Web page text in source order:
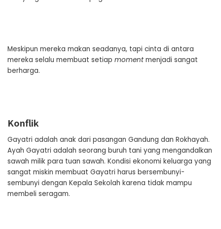
Meskipun mereka makan seadanya, tapi cinta di antara
mereka selalu membuat setiap moment menjadi sangat
berharga.
Konflik
Gayatri adalah anak dari pasangan Gandung dan Rokhayah.
Ayah Gayatri adalah seorang buruh tani yang mengandalkan
sawah milik para tuan sawah. Kondisi ekonomi keluarga yang
sangat miskin membuat Gayatri harus bersembunyi-
sembunyi dengan Kepala Sekolah karena tidak mampu
membeli seragam.